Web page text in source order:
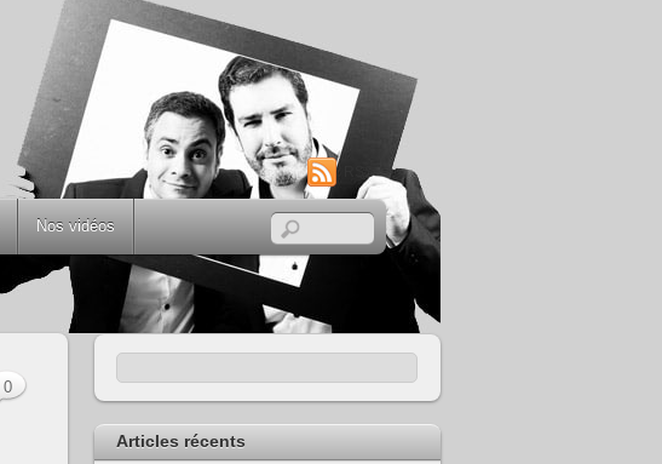
RSS
Nos vidéos
0
Articles récents